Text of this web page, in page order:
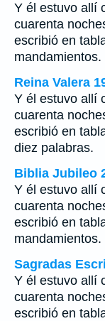
Y él estuvo allí
cuarenta
escribió en
mandamientos.
Reina Valera
Y él estuvo allí
cuarenta
escribió en
diez palabras.
Biblia Jubileo
Y él estuvo allí
cuarenta
escribió en
mandamientos.
Sagradas
Y él estuvo allí
cuarenta
escribió en